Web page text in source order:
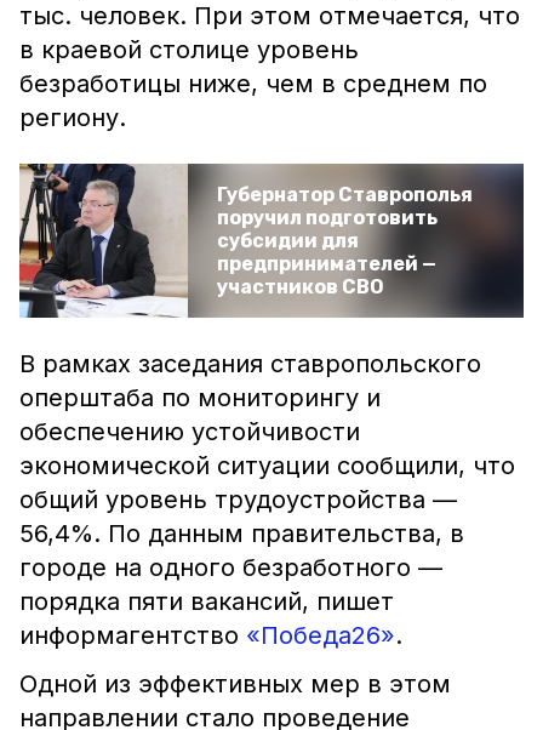
тыс. человек. При этом отмечается, что
в краевой столице уровень
безработицы ниже, чем в среднем по
региону.
Губернатор Ставрополья
поручил подготовить
субсидии для
предпринимателей —
участников СВО
В рамках заседания ставропольского
оперштаба по мониторингу и
обеспечению устойчивости
экономической ситуации сообщили, что
общий уровень трудоустройства —
56,4%. По данным правительства, в
городе на одного безработного —
порядка пяти вакансий, пишет
информагентство «Победа26».
Одной из эффективных мер в этом
направлении стало проведение